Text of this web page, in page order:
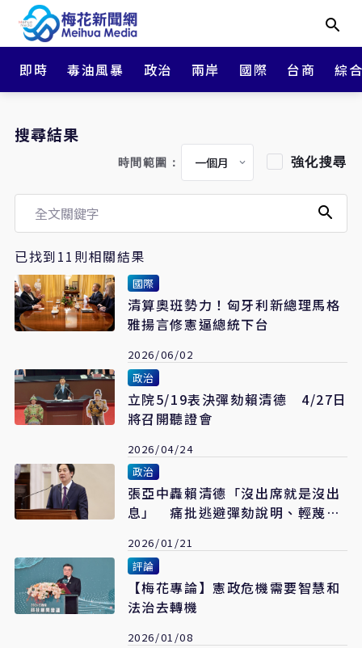
即時 毒油風暴 政治 兩岸 國際 台商 綜
搜尋結果
時間範圍： 強化搜尋
已找到11則相關結果
國際
清算奧班勢力！匈牙利新總理馬格
雅揚言修憲逼總統下台
2026/06/02
政治
立院5/19表決彈劾賴清德 4/27日
將召開聽證會
2026/04/24
政治
張亞中轟賴清德「沒出席就是沒出
息」 痛批逃避彈劾說明、輕蔑國
2026/01/21
評論
【梅花專論】憲政危機需要智慧和
法治去轉機
2026/01/08